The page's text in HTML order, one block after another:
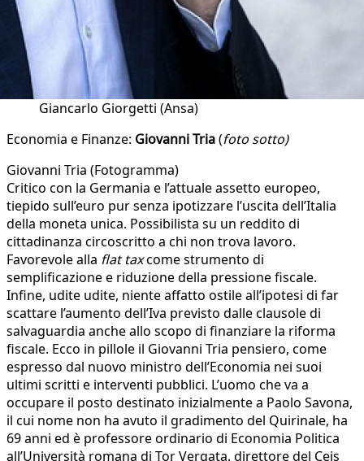
Giancarlo Giorgetti (Ansa)
Economia e Finanze: Giovanni Tria(foto sotto)
Giovanni Tria (Fotogramma)
Critico con la Germania e l’attuale assetto europeo,
tiepido sull’euro pur senza ipotizzare l’uscita dell’Italia
della moneta unica. Possibilista su un reddito di
cittadinanza circoscritto a chi non trova lavoro.
Favorevole alla flat taxcome strumento di
semplificazione e riduzione della pressione fiscale.
Infine, udite udite, niente affatto ostile all’ipotesi di far
scattare l’aumento dell’Iva previsto dalle clausole di
salvaguardia anche allo scopo di finanziare la riforma
fiscale. Ecco in pillole il Giovanni Tria pensiero, come
espresso dal nuovo ministro dell’Economia nei suoi
ultimi scritti e interventi pubblici. L’uomo che va a
occupare il posto destinato inizialmente a Paolo Savona,
il cui nome non ha avuto il gradimento del Quirinale, ha
69 anni ed è professore ordinario di Economia Politica
all’Università romana di Tor Vergata, direttore del Ceis